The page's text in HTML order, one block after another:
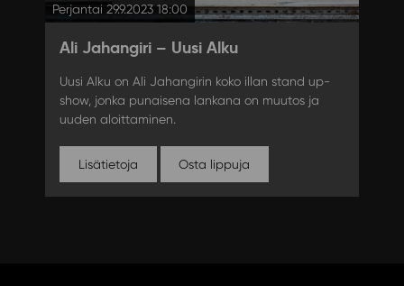
Perjantai 29.9.2023 18:00
Ali Jahangiri – Uusi Alku
Uusi Alku on Ali Jahangirin koko illan stand up-
show, jonka punaisena lankana on muutos ja
uuden aloittaminen.
Lisätietoja Osta lippuja